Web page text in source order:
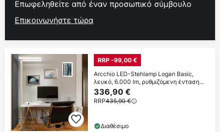
Επωφεληθείτε από έναν προσωπικό σύμβουλο
Επικοινωνήστε τώρα
RRP -99,00 €
Arcchio LED-Stehlamp Logan Basic,
λευκό, 6.000 lm, ρυθμιζόμενη ένταση
φωτισμού
336,90 €
RRP435,90 €
Διαθέσιμο